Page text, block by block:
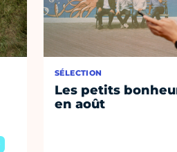
SÉLECTION
Les petits
en août